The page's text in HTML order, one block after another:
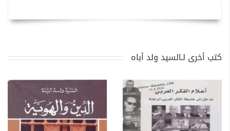
كتب أخرى لـالسيد ولد أباه